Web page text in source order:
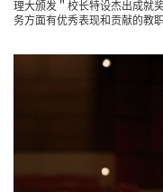
理大颁发＂校长特设杰出成就
务方面有优秀表现和贡献的教